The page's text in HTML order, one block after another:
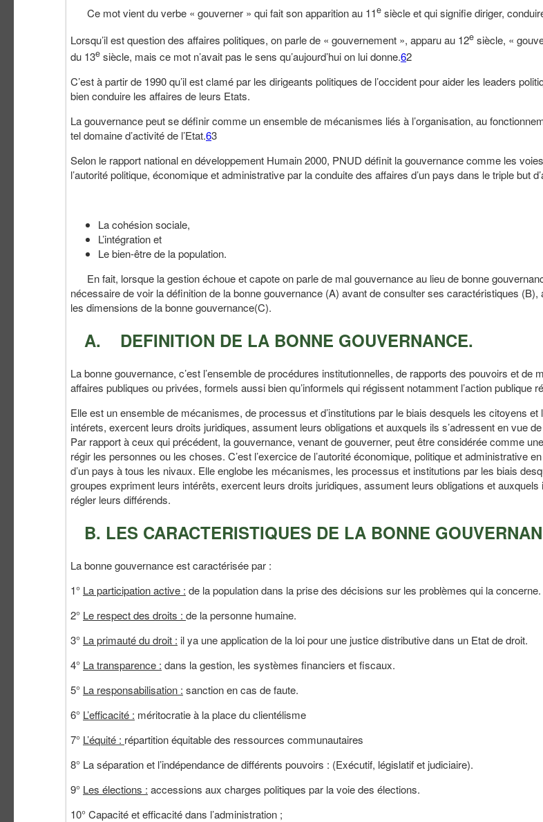
Ce mot vient du verbe « gouverner » qui fait son apparition au 11e siècle et qui signifie diriger,
Lorsqu’il est question des affaires politiques, on parle de « gouvernement », apparu au 12e siècle, «
du 13e siècle, mais ce mot n’avait pas le sens qu’aujourd’hui on lui donne.62
C’est à partir de 1990 qu’il est clamé par les dirigeants politiques de l’occident pour aider les leaders
bien conduire les affaires de leurs Etats.
La gouvernance peut se définir comme un ensemble de mécanismes liés à l’organisation, au
tel domaine d’activité de l’Etat.63
Selon le rapport national en développement Humain 2000, PNUD définit la gouvernance comme les
l’autorité politique, économique et administrative par la conduite des affaires d’un pays dans le triple but
La cohésion sociale,
L’intégration et
Le bien-être de la population.
En fait, lorsque la gestion échoue et capote on parle de mal gouvernance au lieu de bonne
nécessaire de voir la définition de la bonne gouvernance (A) avant de consulter ses caractéristiques
les dimensions de la bonne gouvernance(C).
A. DEFINITION DE LA BONNE GOUVERNANCE.
La bonne gouvernance, c’est l’ensemble de procédures institutionnelles, de rapports des pouvoirs et de
affaires publiques ou privées, formels aussi bien qu’informels qui régissent notamment l’action publique
Elle est un ensemble de mécanismes, de processus et d’institutions par le biais desquels les citoyens
intérets, exercent leurs droits juridiques, assument leurs obligations et auxquels ils s’adressent en vue
Par rapport à ceux qui précédent, la gouvernance, venant de gouverner, peut être considérée comme
régir les personnes ou les choses. C’est l’exercice de l’autorité économique, politique et administrative
d’un pays à tous les nivaux. Elle englobe les mécanismes, les processus et institutions par les biais
groupes expriment leurs intérêts, exercent leurs droits juridiques, assument leurs obligations et auxquels
régler leurs différends.
B. LES CARACTERISTIQUES DE LA BONNE
La bonne gouvernance est caractérisée par :
1° La participation active : de la population dans la prise des décisions sur les problèmes qui la concerne.
2° Le respect des droits : de la personne humaine.
3° La primauté du droit : il ya une application de la loi pour une justice distributive dans un Etat de droit.
4° La transparence : dans la gestion, les systèmes financiers et fiscaux.
5° La responsabilisation : sanction en cas de faute.
6° L’efficacité : méritocratie à la place du clientélisme
7° L’équité : répartition équitable des ressources communautaires
8° La séparation et l’indépendance de différents pouvoirs : (Exécutif, législatif et judiciaire).
9° Les élections : accessions aux charges politiques par la voie des élections.
10° Capacité et efficacité dans l’administration ;